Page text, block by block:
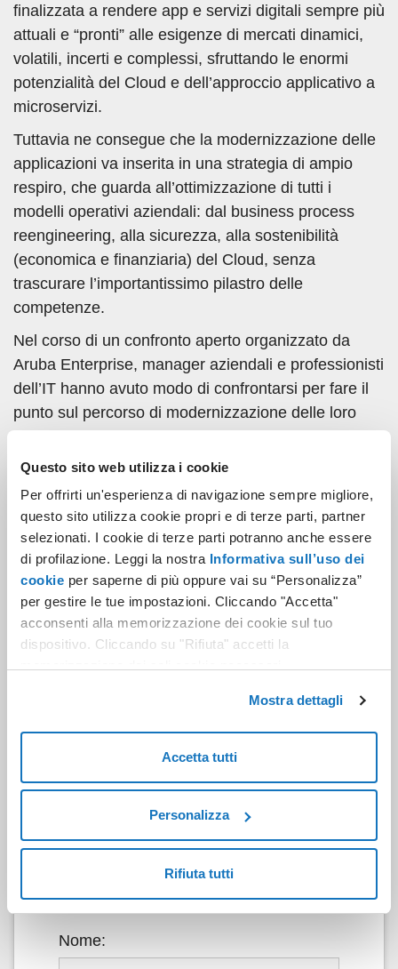
Questo sito web utilizza i cookie
Per offrirti un'esperienza di navigazione sempre migliore,
questo sito utilizza cookie propri e di terze parti, partner
selezionati. I cookie di terze parti potranno anche essere
di profilazione. Leggi la nostra Informativa sull’uso dei
cookie per saperne di più oppure vai su “Personalizza”
per gestire le tue impostazioni. Cliccando "Accetta"
acconsenti alla memorizzazione dei cookie sul tuo
dispositivo. Cliccando su "Rifiuta" accetti la
Mostra dettagli
Accetta tutti
Personalizza
Rifiuta tutti
finalizzata a rendere app e servizi digitali sempre più
attuali e “pronti” alle esigenze di mercati dinamici,
volatili, incerti e complessi, sfruttando le enormi
potenzialità del Cloud e dell’approccio applicativo a
microservizi.
Tuttavia ne consegue che la modernizzazione delle
applicazioni va inserita in una strategia di ampio
respiro, che guarda all’ottimizzazione di tutti i
modelli operativi aziendali: dal business process
reengineering, alla sicurezza, alla sostenibilità
(economica e finanziaria) del Cloud, senza
trascurare l’importantissimo pilastro delle
competenze.
Nel corso di un confronto aperto organizzato da
Aruba Enterprise, manager aziendali e professionisti
dell’IT hanno avuto modo di confrontarsi per fare il
punto sul percorso di modernizzazione delle loro
presente e il futuro delle imprese cui sono
oggetto di analisi: dalla cybersecurity alla
reingegnerizzazione dei processi in ottica Trust, dal
focus sulla sostenibilità (economica ed ambientale)
del Cloud a quello sulla people strategy legato
all’importanza e alla valorizzazione delle
competenze.
Compila il form per accedere al white
paper in cui, direttamente
dall’esperienza dei CIO, vengono
illustrati i pilastri fondamentali su cui
organica ed efficiente e i fattori
strategici in grado di abilitare servizi e
processi decisivi per la produttività
delle organizzazioni.
Nome: